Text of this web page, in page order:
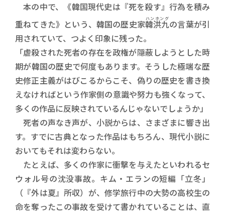
本の中で、《韓国現代史は『死を殺す』行為を積み
重ねてきた》という、韓国の歴史家韓洪九
ハンホング の言葉が引
用されていて、つよく印象に残った。
「虐殺された死者の存在を政権が隠蔽しようとした時
期が韓国の歴史で何度もあります。そうした極端な歴
史修正主義がはびこるからこそ、偽りの歴史を書き換
えなければという作家側の意識や努力も強くなって、
多くの作品に反映されているんじゃないでしょうか」
死者の声なき声が、小説からは、さまざまに響き出
す。すでに古典となった作品はもちろん、現代小説に
おいてもそれは変わらない。
たとえば、多くの作家に衝撃を与えたといわれるセ
ウォル号の沈没事故。キム・エランの短編「立冬」
（『外は夏』所収）が、修学旅行中の大勢の高校生の
命を奪ったこの事故を受けて書かれていることは、直